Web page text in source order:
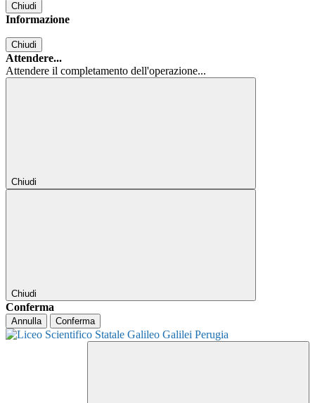
Chiudi
Informazione
Chiudi
Attendere...
Attendere il completamento dell'operazione...
Chiudi
Chiudi
Conferma
Annulla Conferma